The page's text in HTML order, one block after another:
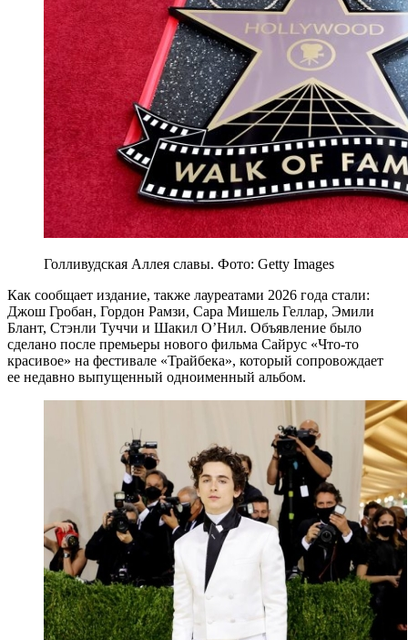
Голливудская Аллея славы. Фото: Getty Images
Как сообщает издание, также лауреатами 2026 года стали:
Джош Гробан, Гордон Рамзи, Сара Мишель Геллар, Эмили
Блант, Стэнли Туччи и Шакил О’Нил. Объявление было
сделано после премьеры нового фильма Сайрус «Что-то
красивое» на фестивале «Трайбека», который сопровождает
ее недавно выпущенный одноименный альбом.